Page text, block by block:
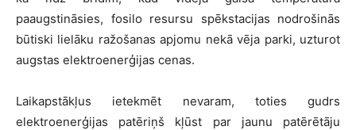
paaugstināsies, fosilo resursu spēkstacijas nodrošinās
būtiski lielāku ražošanas apjomu nekā vēja parki, uzturot
augstas elektroenerģijas cenas.
Laikapstākļus ietekmēt nevaram, toties gudrs
elektroenerģijas patēriņš kļūst par jaunu patērētāju